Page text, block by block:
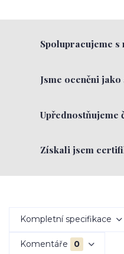
Spolupracujeme
Jsme oceněni
Upřednostňujeme
Získali jsem
Kompletní specifikace
Komentáře 0